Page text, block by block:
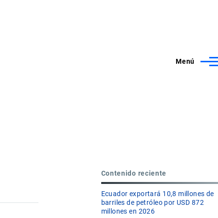
Menú
Contenido reciente
Ecuador exportará 10,8 millones de
barriles de petróleo por USD 872
millones en 2026